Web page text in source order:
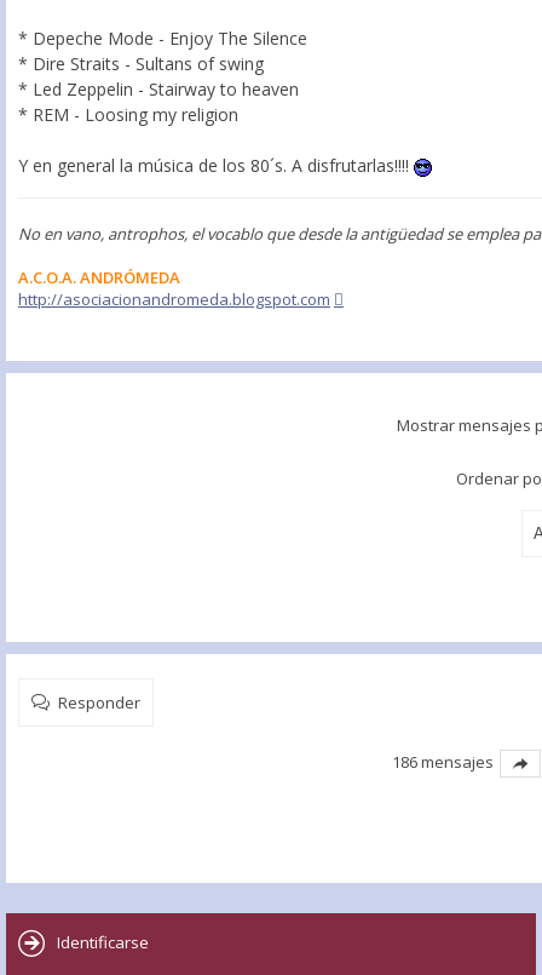
* Depeche Mode - Enjoy The Silence
* Dire Straits - Sultans of swing
* Led Zeppelin - Stairway to heaven
* REM - Loosing my religion
Y en general la música de los 80´s. A disfrutarlas!!!!
No en vano, antrophos, el vocablo que desde la antigüedad se emplea
A.C.O.A. ANDRÓMEDA
http://asociacionandromeda.blogspot.com
Mostrar mensajes
Ordenar
Responder
186 mensajes
Identificarse